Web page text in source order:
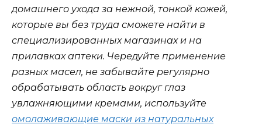
домашнего ухода за нежной, тонкой кожей,
которые вы без труда сможете найти в
специализированных магазинах и на
прилавках аптеки. Чередуйте применение
разных масел, не забывайте регулярно
обрабатывать область вокруг глаз
увлажняющими кремами, используйте
омолаживающие маски из натуральных